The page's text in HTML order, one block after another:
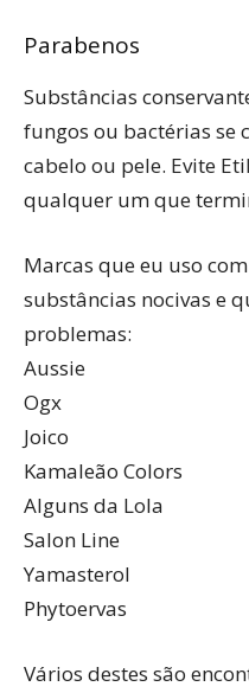
Parabenos
Substâncias
fungos ou bactérias se
cabelo ou pele. Evite
qualquer um que
Marcas que eu uso
substâncias nocivas e
problemas:
Aussie
Ogx
Joico
Kamaleão Colors
Alguns da Lola
Salon Line
Yamasterol
Phytoervas
Vários destes são